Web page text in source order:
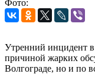
Фото:
Утренний инцидент
причиной жарких
Волгограде, но и по